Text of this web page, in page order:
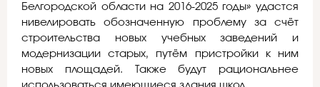
Белгородской области на 2016-2025 годы» удастся
нивелировать обозначенную проблему за счёт
строительства новых учебных заведений и
модернизации старых, путём пристройки к ним
новых площадей. Также будут рациональнее